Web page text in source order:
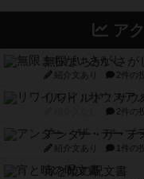
ア
無限まちがいさが
紹介文あり 2件の
リワイルド：サウ
2件の
アンダー・ザ・テ
紹介文あり 1件の
宵と暁の呪文書